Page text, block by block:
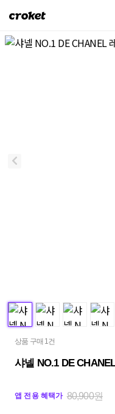
크
켓
상품 구매 1건
샤넬 NO.1 DE
앱 전용 혜택가 80,900원